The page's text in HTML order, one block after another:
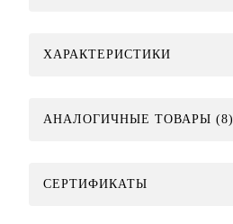
ХАРАКТЕРИСТИКИ
АНАЛОГИЧНЫЕ ТОВАРЫ (8)
СЕРТИФИКАТЫ